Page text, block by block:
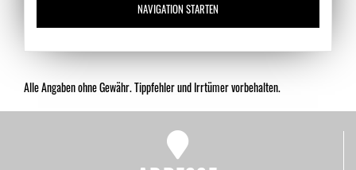
NAVIGATION STARTEN
Alle Angaben ohne Gewähr. Tippfehler und Irrtümer vorbehalten.